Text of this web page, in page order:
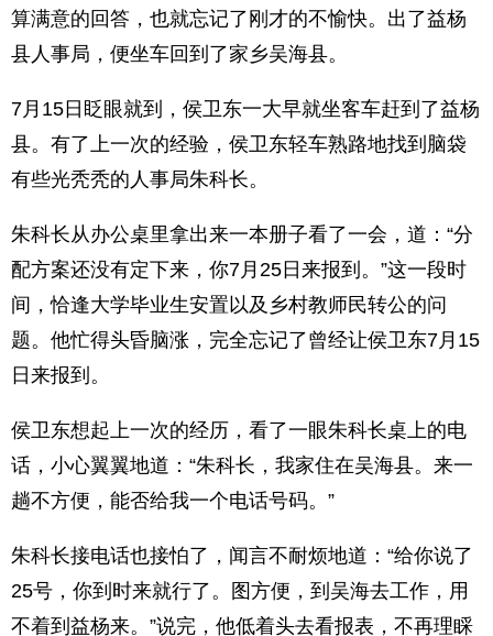
算满意的回答，也就忘记了刚才的不愉快。出了益杨
县人事局，便坐车回到了家乡吴海县。
7月15日眨眼就到，侯卫东一大早就坐客车赶到了益杨
县。有了上一次的经验，侯卫东轻车熟路地找到脑袋
有些光秃秃的人事局朱科长。
朱科长从办公桌里拿出来一本册子看了一会，道：“分
配方案还没有定下来，你7月25日来报到。”这一段时
间，恰逢大学毕业生安置以及乡村教师民转公的问
题。他忙得头昏脑涨，完全忘记了曾经让侯卫东7月15
日来报到。
侯卫东想起上一次的经历，看了一眼朱科长桌上的电
话，小心翼翼地道：“朱科长，我家住在吴海县。来一
趟不方便，能否给我一个电话号码。”
朱科长接电话也接怕了，闻言不耐烦地道：“给你说了
25号，你到时来就行了。图方便，到吴海去工作，用
不着到益杨来。”说完，他低着头去看报表，不再理睬